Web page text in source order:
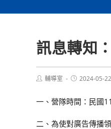
訊息轉知
Post輔導室
Post2024-05-22
一、營隊時間：民國
二、為使對廣告傳播